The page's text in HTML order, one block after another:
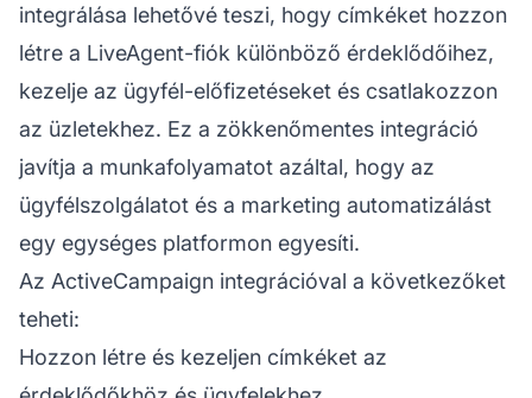
integrálása lehetővé teszi, hogy címkéket hozzon
létre a LiveAgent-fiók különböző érdeklődőihez,
kezelje az ügyfél-előfizetéseket és csatlakozzon
az üzletekhez. Ez a zökkenőmentes integráció
javítja a munkafolyamatot azáltal, hogy az
ügyfélszolgálatot és a marketing automatizálást
egy egységes platformon egyesíti.
Az ActiveCampaign integrációval a következőket
teheti:
Hozzon létre és kezeljen címkéket az